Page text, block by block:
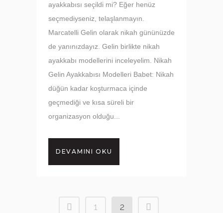
ayakkabısı seçildi mi? Eğer henüz
seçmediyseniz, telaşlanmayın.
Marcatelli Gelin olarak nikah gününüzde
de yanınızdayız. Gelin birlikte nikah
ayakkabı modellerini inceleyelim. Nikah
Gelin Ayakkabısı Modelleri Babet: Nikah
düğün kadar koşturmaca içinde
geçmediği ve kısa süreli bir
organizasyon olduğu...
DEVAMINI OKU
1 2